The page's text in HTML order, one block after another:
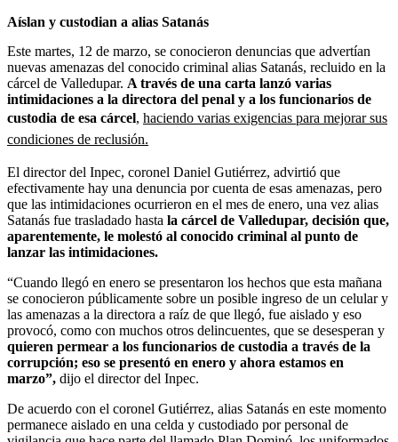
Aíslan y custodian a alias Satanás
Este martes, 12 de marzo, se conocieron denuncias que advertían
nuevas amenazas del conocido criminal alias Satanás, recluido en la
cárcel de Valledupar. A través de una carta lanzó varias
intimidaciones a la directora del penal y a los funcionarios de
custodia de esa cárcel, haciendo varias exigencias para mejorar sus
condiciones de reclusión.
El director del Inpec, coronel Daniel Gutiérrez, advirtió que
efectivamente hay una denuncia por cuenta de esas amenazas, pero
que las intimidaciones ocurrieron en el mes de enero, una vez alias
Satanás fue trasladado hasta la cárcel de Valledupar, decisión que,
aparentemente, le molestó al conocido criminal al punto de
lanzar las intimidaciones.
“Cuando llegó en enero se presentaron los hechos que esta mañana
se conocieron públicamente sobre un posible ingreso de un celular y
las amenazas a la directora a raíz de que llegó, fue aislado y eso
provocó, como con muchos otros delincuentes, que se desesperan y
quieren permear a los funcionarios de custodia a través de la
corrupción; eso se presentó en enero y ahora estamos en
marzo”, dijo el director del Inpec.
De acuerdo con el coronel Gutiérrez, alias Satanás en este momento
permanece aislado en una celda y custodiado por personal de